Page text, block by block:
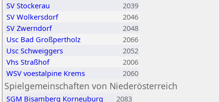
SV Stockerau
2039
SV Wolkersdorf
2046
SV Zwerndorf
2048
Usc Bad Großpertholz
2066
Usc Schweiggers
2052
Vhs Straßhof
2006
WSV voestalpine Krems
2060
Spielgemeinschaften von Niederösterreich
SGM Bisamberg Korneuburg
2083